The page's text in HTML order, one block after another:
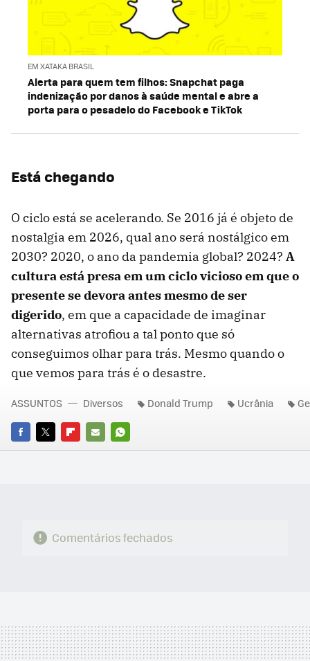
EM XATAKA BRASIL
Alerta para quem tem filhos: Snapchat paga
indenização por danos à saúde mental e abre a
porta para o pesadelo do Facebook e TikTok
Está chegando
O ciclo está se acelerando. Se 2016 já é objeto de
nostalgia em 2026, qual ano será nostálgico em
2030? 2020, o ano da pandemia global? 2024? A
cultura está presa em um ciclo vicioso em que o
presente se devora antes mesmo de ser
digerido, em que a capacidade de imaginar
alternativas atrofiou a tal ponto que só
conseguimos olhar para trás. Mesmo quando o
que vemos para trás é o desastre.
FACEBOOK
TWITTERFLIPBOARD
E-
WHATSAPP
ASSUNTOS Diversos Donald Trump Ucrânia
Comentários fechados